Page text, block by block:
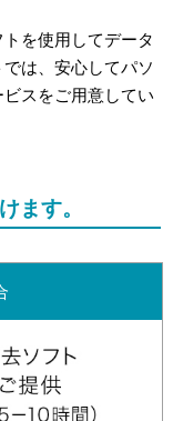
を使用してデータ
は、安心してパソ
スをご用意してい
ます。